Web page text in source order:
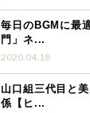
毎日のBGMに最
門」ネ...
2020.04.18
山口組三代目と
係【ヒ...